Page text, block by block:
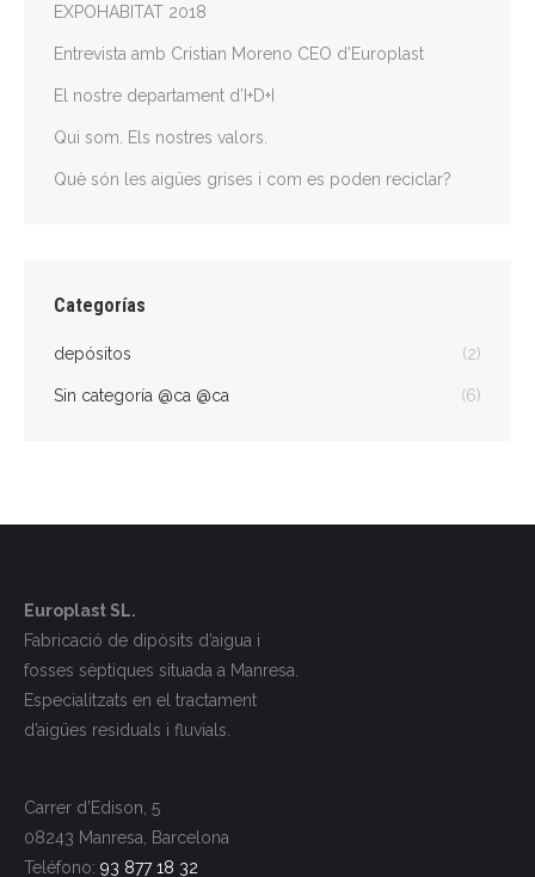
EXPOHABITAT 2018
Entrevista amb Cristian Moreno CEO d’Europlast
El nostre departament d’I+D+I
Qui som. Els nostres valors.
Què són les aigües grises i com es poden reciclar?
Categorías
depósitos (2)
Sin categoría @ca @ca (6)
Europlast SL.
Fabricació de dipòsits d’aigua i
fosses sèptiques situada a Manresa.
Especialitzats en el tractament
d’aigües residuals i fluvials.
Carrer d’Edison, 5
08243 Manresa, Barcelona
Teléfono: 93 877 18 32